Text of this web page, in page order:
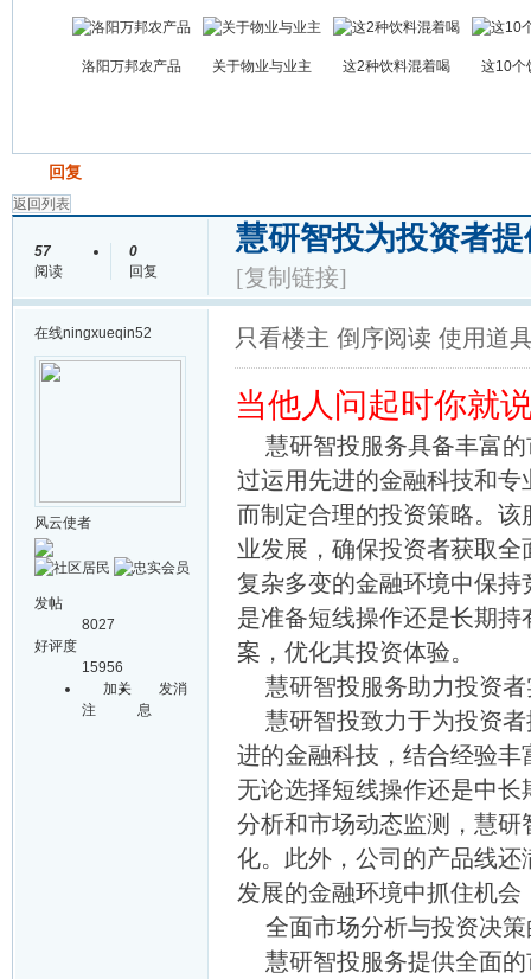
洛阳万邦农产品 关于物业与业主 这2种饮料混着喝 这10个
回复
返回列表
57
阅读
0
回复
慧研智投为投资者
[复制链接]
在线ningxueqin52
风云使者
发帖
8027
好评度
15956
加关
注
发消
息
只看楼主 倒序阅读 使用道
当他人问起时你就
慧研智投服务具备丰富的
过运用先进的金融科技和
而制定合理的投资策略。
业发展，确保投资者获取
复杂多变的金融环境中保
是准备短线操作还是长期
案，优化其投资体验。
慧研智投服务助力投资者
慧研智投致力于为投资者
进的金融科技，结合经验
无论选择短线操作还是中
分析和市场动态监测，慧
化。此外，公司的产品线
发展的金融环境中抓住机会
全面市场分析与投资决策
慧研智投服务提供全面的